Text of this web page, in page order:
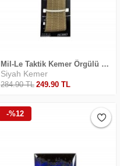
Mil-Le Taktik Kemer Örgülü Çöl Ve Siyah Renk 4cm
Siyah Kemer
284.90TL 249.90 TL
-%12